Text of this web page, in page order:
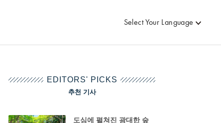
Select Your Language
EDITORS' PICKS
추천 기사
도심에 펼쳐진 광대한 숲